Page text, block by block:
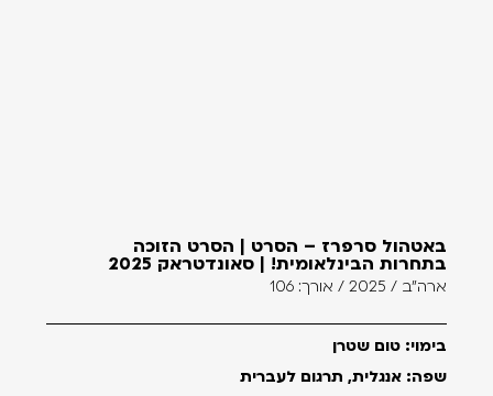
באטהול סרפרז – הסרט | הסרט הזוכה
בתחרות הבינלאומית! | סאונדטראק 2025
ארה"ב / 2025 / אורך: 106
בימוי: טום שטרן
שפה: אנגלית, תרגום לעברית